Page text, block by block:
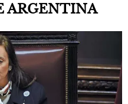
ARGENTINA